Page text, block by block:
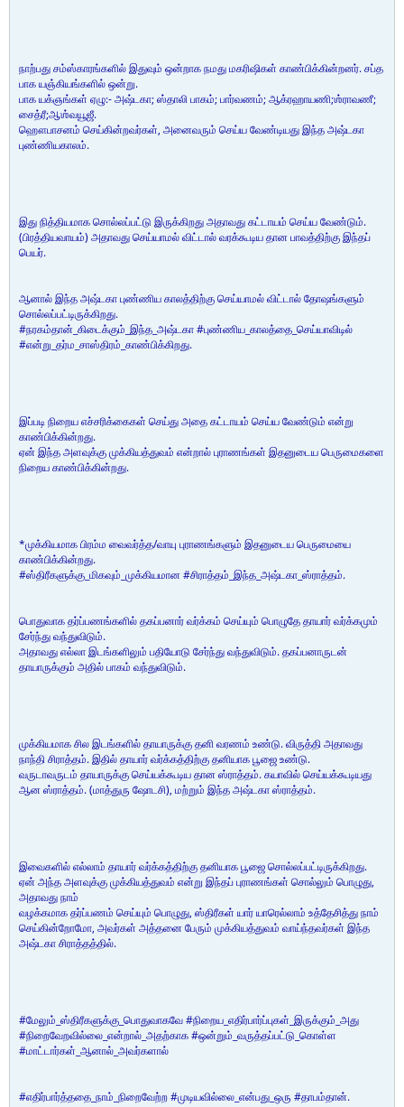
நாற்பது சம்ஸ்காரங்களில் இதுவும் ஒன்றாக நமது மகரிஷிகள் காண்பிக்கின்றனர். சப்த
பாக யஞ்கியங்களில் ஒன்று.
பாக யக்ஞங்கள் ஏழு:- அஷ்டகா; ஸ்தாலி பாகம்; பார்வணம்; ஆக்ரஹாயணி;ஶ்ராவணீ;
சைத்ரீ;ஆஶ்வயூஜீ.
ஹௌபாசனம் செய்கின்றவர்கள், அனைவரும் செய்ய வேண்டியது இந்த அஷ்டகா
புண்ணியகாலம்.
இது நித்தியமாக சொல்லப்பட்டு இருக்கிறது அதாவது கட்டாயம் செய்ய வேண்டும்.
(பிரத்தியவாயம்) அதாவது செய்யாமல் விட்டால் வரக்கூடிய தான பாவத்திற்கு இந்தப்
பெயர்.
ஆனால் இந்த அஷ்டகா புண்ணிய காலத்திற்கு செய்யாமல் விட்டால் தோஷங்களும்
சொல்லப்பட்டிருக்கிறது.
#நரகம்தான்_கிடைக்கும்_இந்த_அஷ்டகா #புண்ணிய_காலத்தை_செய்யாவிடில்
#என்று_தர்ம_சாஸ்திரம்_காண்பிக்கிறது.
இப்படி நிறைய எச்சரிக்கைகள் செய்து அதை கட்டாயம் செய்ய வேண்டும் என்று
காண்பிக்கின்றது.
ஏன் இந்த அளவுக்கு முக்கியத்துவம் என்றால் புராணங்கள் இதனுடைய பெருமைகளை
நிறைய காண்பிக்கின்றது.
*முக்கியமாக பிரம்ம வைவர்த்த/வாயு புராணங்களும் இதனுடைய பெருமையை
காண்பிக்கின்றது.
#ஸ்திரீகளுக்கு_மிகவும்_முக்கியமான #சிராத்தம்_இந்த_அஷ்டகா_ஸ்ராத்தம்.
பொதுவாக தர்ப்பணங்களில் தகப்பனார் வர்க்கம் செய்யும் பொழுதே தாயார் வர்க்கமும்
சேர்ந்து வந்துவிடும்.
அதாவது எல்லா இடங்களிலும் பதியோடு சேர்ந்து வந்துவிடும். தகப்பனாருடன்
தாயாருக்கும் அதில் பாகம் வந்துவிடும்.
முக்கியமாக சில இடங்களில் தாயாருக்கு தனி வரணம் உண்டு. விருத்தி அதாவது
நாந்தி சிராத்தம். இதில் தாயார் வர்க்கத்திற்கு தனியாக பூஜை உண்டு.
வருடாவருடம் தாயாருக்கு செய்யக்கூடிய தான ஸ்ராத்தம். கயாவில் செய்யக்கூடியது
ஆன ஸ்ராத்தம். (மாத்துரு ஷோடசி), மற்றும் இந்த அஷ்டகா ஸ்ராத்தம்.
இவைகளில் எல்லாம் தாயார் வர்க்கத்திற்கு தனியாக பூஜை சொல்லப்பட்டிருக்கிறது.
ஏன் அந்த அளவுக்கு முக்கியத்துவம் என்று இந்தப் புராணங்கள் சொல்லும் பொழுது,
அதாவது நாம்
வழக்கமாக தர்ப்பணம் செய்யும் பொழுது, ஸ்திரீகள் யார் யாரெல்லாம் உத்தேசித்து நாம்
செய்கின்றோமோ, அவர்கள் அத்தனை பேரும் முக்கியத்துவம் வாய்ந்தவர்கள் இந்த
அஷ்டகா சிராத்தத்தில்.
#மேலும்_ஸ்திரீகளுக்கு_பொதுவாகவே #நிறைய_எதிர்பார்ப்புகள்_இருக்கும்_அது
#நிறைவேறவில்லை_என்றால்_அதற்காக #ஒன்றும்_வருத்தப்பட்டு_கொள்ள
#மாட்டார்கள்_ஆனால்_அவர்களால்
#எதிர்பார்த்ததை_நாம்_நிறைவேற்ற #முடியவில்லை_என்பது_ஒரு #தாபம்தான்.